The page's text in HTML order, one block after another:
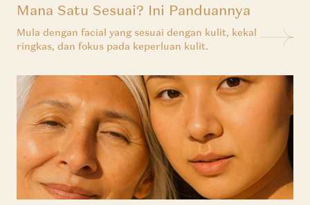
Mana Satu Sesuai? Ini Panduannya
Mula dengan facial yang sesuai dengan kulit, kekal
ringkas, dan fokus pada keperluan kulit.